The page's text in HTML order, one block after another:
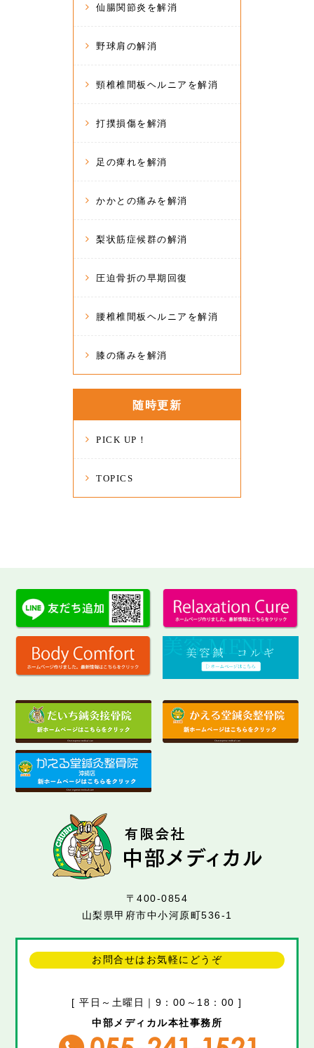
仙腸関節炎を解消
野球肩の解消
頸椎椎間板ヘルニアを解消
打撲損傷を解消
足の痺れを解消
かかとの痛みを解消
梨状筋症候群の解消
圧迫骨折の早期回復
腰椎椎間板ヘルニアを解消
膝の痛みを解消
随時更新
PICK UP！
TOPICS
〒400-0854
山梨県甲府市中小河原町536-1
お問合せはお気軽にどうぞ
[ 平日～土曜日｜9：00～18：00 ]
中部メディカル本社事務所